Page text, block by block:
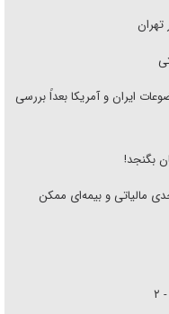
تهران
ایران و آمریکا بعداً بررسی
بگنجد!
مالیاتی و بیمه‌ای ممکن